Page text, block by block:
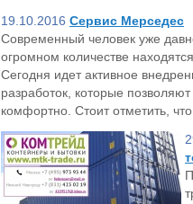
19.10.2016 Сервис Мерседес
Современный человек уже
огромном количестве
Сегодня идет активное
разработок, которые
комфортно. Стоит отметить,